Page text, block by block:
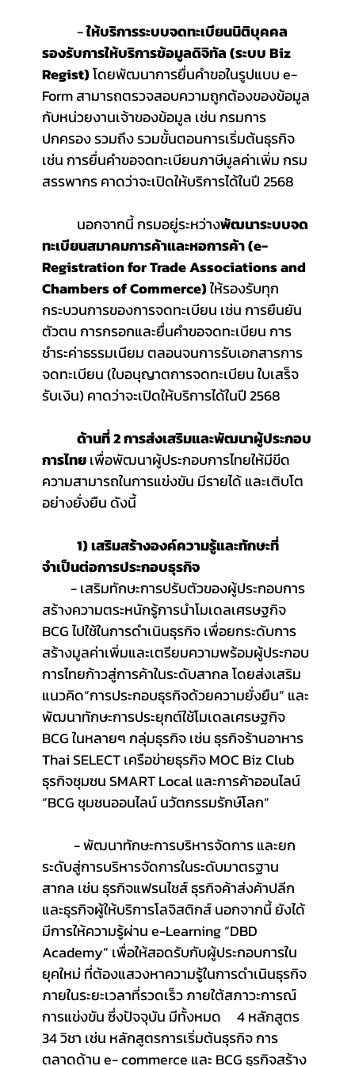
	 -
ให้บริการระบบจดทะเบียนนิติบุคคล
รองรับการให้บริการข้อมูลดิจิทัล (ระบบ Biz
Regist) โดยพัฒนาการยื่นคำขอในรูปแบบ e-
Form สามารถตรวจสอบความถูกต้องของข้อมูล
กับหน่วยงานเจ้าของข้อมูล เช่น กรมการ
ปกครอง รวมถึง รวมขั้นตอนการเริ่มต้นธุรกิจ
เช่น การยื่นคำขอจดทะเบียนภาษีมูลค่าเพิ่ม กรม
สรรพากร คาดว่าจะเปิดให้บริการได้ในปี 2568
	 นอกจากนี้ กรมอยู่ระหว่าง
พัฒนาระบบจด
ทะเบียนสมาคมการค้าและหอการค้า (e-
Registration for Trade Associations and
Chambers of Commerce) ให้รองรับทุก
กระบวนการของการจดทะเบียน เช่น การยืนยัน
ตัวตน การกรอกและยื่นคำขอจดทะเบียน การ
ชำระค่าธรรมเนียม ตลอนจนการรับเอกสารการ
จดทะเบียน (ใบอนุญาตการจดทะเบียน ใบเสร็จ
รับเงิน) คาดว่าจะเปิดให้บริการได้ในปี 2568
ด้านที่ 2 การส่งเสริมและพัฒนาผู้ประกอบ
การไทย เพื่อพัฒนาผู้ประกอบการไทยให้มีขีด
ความสามารถในการแข่งขัน มีรายได้ และเติบโต
อย่างยั่งยืน ดังนี้
1) เสริมสร้างองค์ความรู้และทักษะที่
จำเป็นต่อการประกอบธุรกิจ
- เสริมทักษะการปรับตัวของผู้ประกอบการ
สร้างความตระหนักรู้การนําโมเดลเศรษฐกิจ
BCG ไปใช้ในการดําเนินธุรกิจ เพื่อยกระดับการ
สร้างมูลค่าเพิ่มและเตรียมความพร้อมผู้ประกอบ
การไทยก้าวสู่การค้าในระดับสากล โดยส่งเสริม
แนวคิด“การประกอบธุรกิจด้วยความยั่งยืน” และ
พัฒนาทักษะการประยุกต์ใช้โมเดลเศรษฐกิจ
BCG ในหลายๆ กลุ่มธุรกิจ เช่น ธุรกิจร้านอาหาร
Thai SELECT เครือข่ายธุรกิจ MOC Biz Club
ธุรกิจชุมชน SMART Local และการค้าออนไลน์
“BCG ชุมชนออนไลน์ นวัตกรรมรักษ์โลก”
	- พัฒนาทักษะการบริหารจัดการ และยก
ระดับสู่การบริหารจัดการในระดับมาตรฐาน
สากล เช่น ธุรกิจแฟรนไชส์ ธุรกิจค้าส่งค้าปลีก
และธุรกิจผู้ให้บริการโลจิสติกส์ นอกจากนี้ ยังได้
มีการให้ความรู้ผ่าน e-Learning “DBD
Academy” เพื่อให้สอดรับกับผู้ประกอบการใน
ยุคใหม่ ที่ต้องแสวงหาความรู้ในการดำเนินธุรกิจ
ภายในระยะเวลาที่รวดเร็ว ภายใต้สภาวะการณ์
การแข่งขัน ซึ่งปัจจุบัน มีทั้งหมด     4 หลักสูตร
34 วิชา เช่น หลักสูตรการเริ่มต้นธุรกิจ การ
ตลาดด้าน e- commerce และ BCG ธุรกิจสร้าง